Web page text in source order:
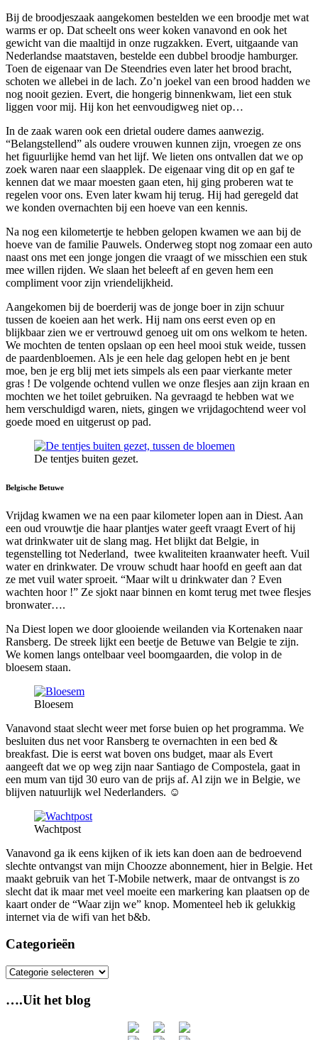
Bij de broodjeszaak aangekomen bestelden we een broodje met wat
warms er op. Dat scheelt ons weer koken vanavond en ook het
gewicht van die maaltijd in onze rugzakken. Evert, uitgaande van
Nederlandse maatstaven, bestelde een dubbel broodje hamburger.
Toen de eigenaar van De Steendries even later het brood bracht,
schoten we allebei in de lach. Zo’n joekel van een brood hadden we
nog nooit gezien. Evert, die hongerig binnenkwam, liet een stuk
liggen voor mij. Hij kon het eenvoudigweg niet op…
In de zaak waren ook een drietal oudere dames aanwezig.
“Belangstellend” als oudere vrouwen kunnen zijn, vroegen ze ons
het figuurlijke hemd van het lijf. We lieten ons ontvallen dat we op
zoek waren naar een slaapplek. De eigenaar ving dit op en gaf te
kennen dat we maar moesten gaan eten, hij ging proberen wat te
regelen voor ons. Even later kwam hij terug. Hij had geregeld dat
we konden overnachten bij een hoeve van een kennis.
Na nog een kilometertje te hebben gelopen kwamen we aan bij de
hoeve van de familie Pauwels. Onderweg stopt nog zomaar een auto
naast ons met een jonge jongen die vraagt of we misschien een stuk
mee willen rijden. We slaan het beleeft af en geven hem een
compliment voor zijn vriendelijkheid.
Aangekomen bij de boerderij was de jonge boer in zijn schuur
tussen de koeien aan het werk. Hij nam ons eerst even op en
blijkbaar zien we er vertrouwd genoeg uit om ons welkom te heten.
We mochten de tenten opslaan op een heel mooi stuk weide, tussen
de paardenbloemen. Als je een hele dag gelopen hebt en je bent
moe, ben je erg blij met iets simpels als een paar vierkante meter
gras ! De volgende ochtend vullen we onze flesjes aan zijn kraan en
mochten we het toilet gebruiken. Na gevraagd te hebben wat we
hem verschuldigd waren, niets, gingen we vrijdagochtend weer vol
goede moed en uitgerust op pad.
De tentjes buiten gezet.
Belgische Betuwe
Vrijdag kwamen we na een paar kilometer lopen aan in Diest. Aan
een oud vrouwtje die haar plantjes water geeft vraagt Evert of hij
wat drinkwater uit de slang mag. Het blijkt dat Belgie, in
tegenstelling tot Nederland, twee kwaliteiten kraanwater heeft. Vuil
water en drinkwater. De vrouw schudt haar hoofd en geeft aan dat
ze met vuil water sproeit. “Maar wilt u drinkwater dan ? Even
wachten hoor !” Ze sjokt naar binnen en komt terug met twee flesjes
bronwater….
Na Diest lopen we door glooiende weilanden via Kortenaken naar
Ransberg. De streek lijkt een beetje de Betuwe van Belgie te zijn.
We komen langs ontelbaar veel boomgaarden, die volop in de
bloesem staan.
Bloesem
Vanavond staat slecht weer met forse buien op het programma. We
besluiten dus net voor Ransberg te overnachten in een bed &
breakfast. Die is eerst wat boven ons budget, maar als Evert
aangeeft dat we op weg zijn naar Santiago de Compostela, gaat in
een mum van tijd 30 euro van de prijs af. Al zijn we in Belgie, we
blijven natuurlijk wel Nederlanders. ☺
Wachtpost
Vanavond ga ik eens kijken of ik iets kan doen aan de bedroevend
slechte ontvangst van mijn Choozze abonnement, hier in Belgie. Het
maakt gebruik van het T-Mobile netwerk, maar de ontvangst is zo
slecht dat ik maar met veel moeite een markering kan plaatsen op de
kaart onder de “Waar zijn we” knop. Momenteel heb ik gelukkig
internet via de wifi van het b&b.
Categorieën
Categorieën
….Uit het blog